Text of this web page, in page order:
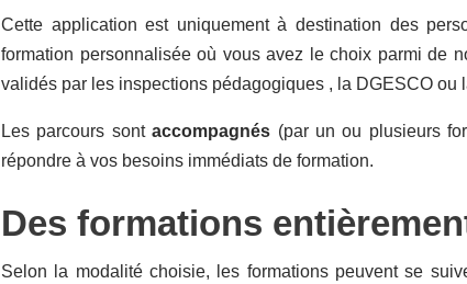
Cette application est uniquement à destination des
formation personnalisée où vous avez le choix parmi de
validés par les inspections pédagogiques , la DGESCO ou
Les parcours sontaccompagnés (par un ou plusieurs
répondre à vos besoins immédiats de formation.
Des formations
Selon la modalité choisie, les formations peuvent se